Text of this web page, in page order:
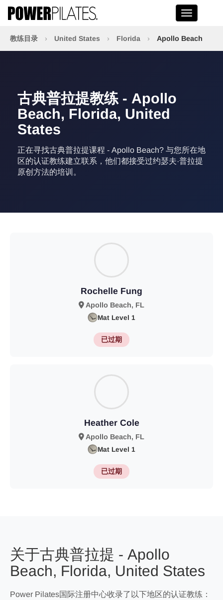
Toggle
教练目录 › United States › Florida › Apollo Beach
古典普拉提教练 - Apollo
Beach, Florida, United
States
正在寻找古典普拉提课程 - Apollo Beach? 与您所在地
区的认证教练建立联系，他们都接受过约瑟夫·普拉提
原创方法的培训。
Rochelle Fung
Apollo Beach, FL
Mat Level 1
已过期
Heather Cole
Apollo Beach, FL
Mat Level 1
已过期
关于古典普拉提 - Apollo
Beach, Florida, United States
Power Pilates国际注册中心收录了以下地区的认证教练：